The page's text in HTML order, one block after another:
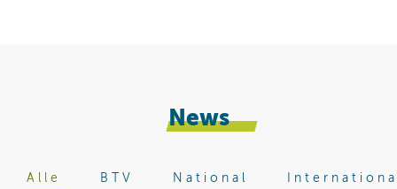
News
Alle BTV National